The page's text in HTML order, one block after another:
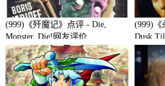
(999)《歼魔记》点评 - Die,
Monster, Die!网友评价
(999)《
Dusk